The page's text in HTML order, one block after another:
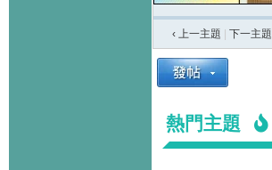
‹ 上一主題 下一主題
熱門主題